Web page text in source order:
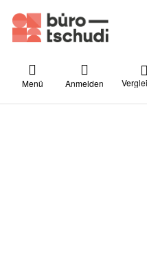
Menü Anmelden